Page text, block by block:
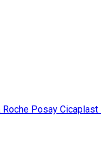
Posay Cicaplast